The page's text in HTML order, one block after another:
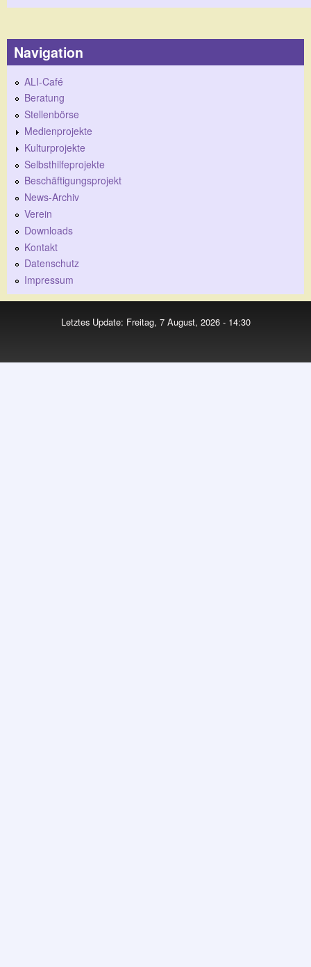
Navigation
ALI-Café
Beratung
Stellenbörse
Medienprojekte
Kulturprojekte
Selbsthilfeprojekte
Beschäftigungsprojekt
News-Archiv
Verein
Downloads
Kontakt
Datenschutz
Impressum
Letztes Update: Freitag, 7 August, 2026 - 14:30